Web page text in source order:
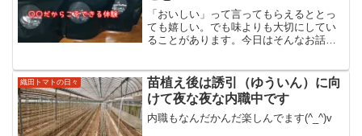
「おいしい」って言ってもらえるととっ
ても嬉しい。でも味よりも大切にしてい
ることがあります。今日はそんなお話。
応援する織田トマトの織田茜です。今日
は素敵なものが届きました...
織田トマトの日々
苗植え後は誘引（ゆういん）に向
けて夜な夜な内職中です
内職もなんだかんだ楽しんでます(^_^)v